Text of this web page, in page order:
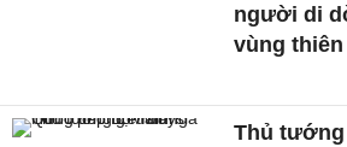
người di
vùng
Thủ